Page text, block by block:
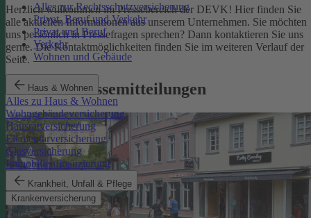
Alles zur Rechtsschutzversicherung
Privat, Beruf und Verkehr
Privat und Beruf
Verkehr
Wohnen und Gebäude
Haus & Wohnen
Alles zu Haus & Wohnen
Wohngebäudeversicherung
Hausratversicherung
Elementarversicherung
Glasversicherung
Immobilienfinanzierung
Krankheit, Unfall & Pflege
Krankenversicherung
Herzlich willkommen im Pressebereich der DEVK! Hier finden Sie
alle aktuellen Informationen aus unserem Unternehmen. Sie möchten
uns persönlich in Pressefragen sprechen? Dann kontaktieren Sie uns
gerne. Die Kontaktmöglichkeiten finden Sie im weiteren Verlauf der
Seite.
Aktuelle Pressemitteilungen